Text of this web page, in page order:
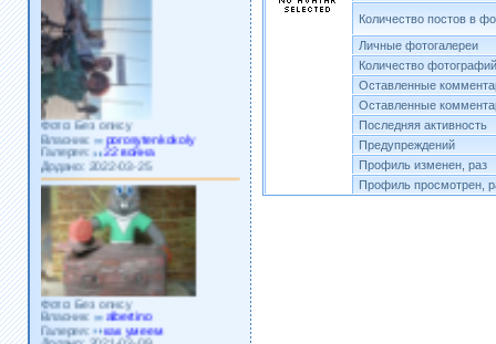
Фото: Без опису
Власник:
porosytenkokoly
Галерея:
22 война
Додано: 2022-03-25
Фото: Без опису
Власник:
albertino
Галерея:
как умеем
Додано: 2021-03-09
Количество постов в
Личные фотогалереи
Количество фотографий
Оставленные
Оставленные
Последняя активность
Предупреждений
Профиль изменен, раз
Профиль просмотрен,